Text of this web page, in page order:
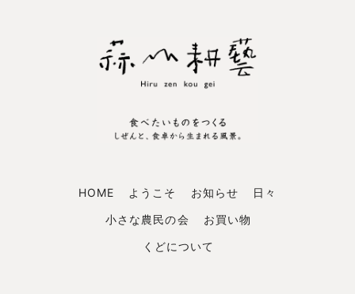
HOME ようこそ お知らせ
日々
小さな農民の会
お買い物
くどについて